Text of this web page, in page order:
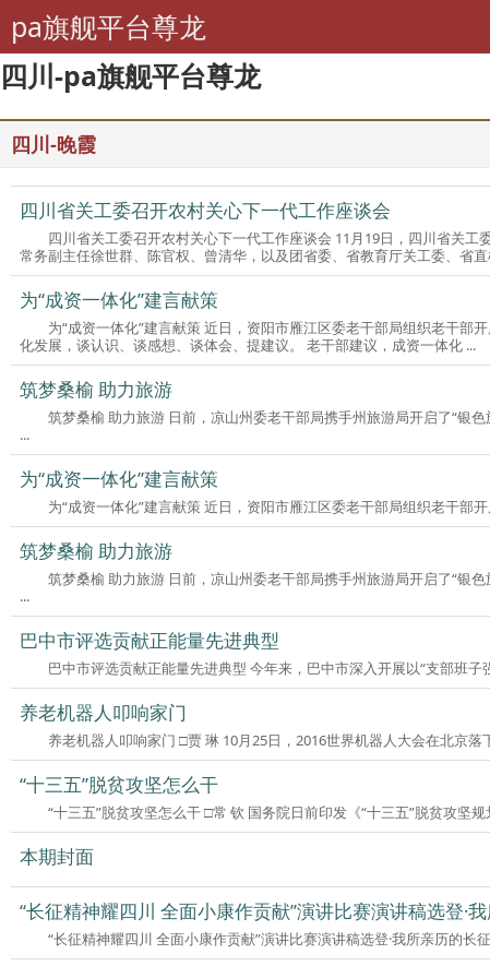
四川-pa旗舰平台尊龙
pa旗舰平台尊龙
四川-晚霞
四川省关工委召开农村关心下一代工作座谈会
四川省关工委召开农村关心下一代工作座谈会 11月19日，四川省关工委农村关心下一代工作座谈会在眉山召开。省关工委执行主任张中伟，省关工委
常务副主任徐世群、陈官权、曾清华，以及团省委、省教育厅关工委、省直
为“成资一体化”建言献策
为“成资一体化”建言献策 近日，资阳市雁江区委老干部局组织老干部开展“我为成资一体化建言献策”专题讨论。老干部结合雁江实际，围绕成资一体
化发展，谈认识、谈感想、谈体会、提建议。 老干部建议，成资一体化 ...
筑梦桑榆 助力旅游
筑梦桑榆 助力旅游 日前，凉山州委老干部局携手州旅游局开启了“银
...
为“成资一体化”建言献策
为“成资一体化”建言献策 近日，资阳市雁江区委
筑梦桑榆 助力旅游
筑梦桑榆 助力旅游 日前，凉山州委老干部局携手州旅游局开启了“银
...
巴中市评选贡献正能量先进典型
巴中市评选贡献正能量先进典型 今年来，巴中市深入开展以“支部班
养老机器人叩响家门
养老机器人叩响家门 □贾 琳 10月25日，2016
“十三五”脱贫攻坚怎么干
“十三五”脱贫攻坚怎么干 □常 钦 国务院日前
本期封面
“长征精神耀四川 全面小康作贡献”演讲比赛演讲稿选登·